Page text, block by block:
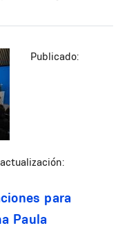
Publicado:
para
Paula